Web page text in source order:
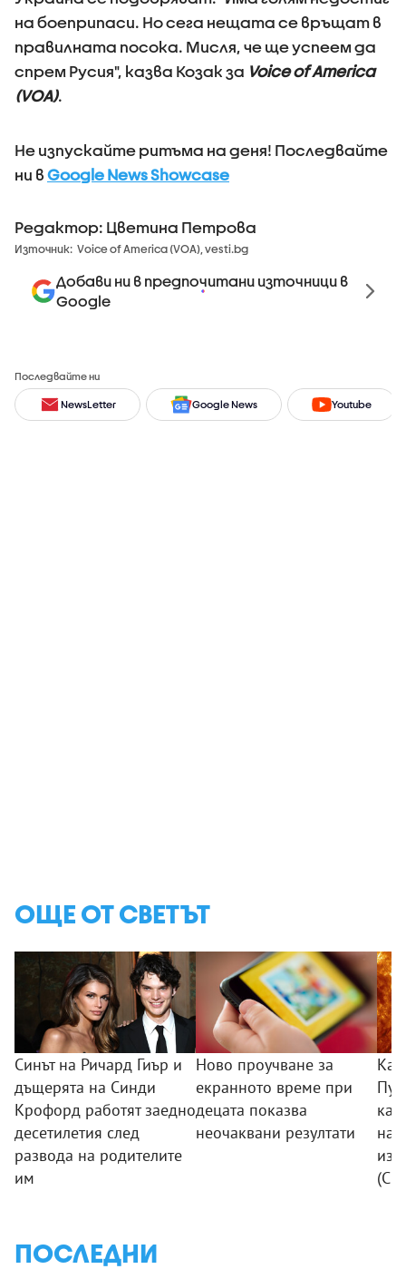
на боеприпаси. Но сега нещата се връщат в
правилната посока. Мисля, че ще успеем да
спрем Русия", казва Козак за Voice of America
(VOA).
Не изпускайте ритъма на деня! Последвайте
ни в Google News Showcase
Редактор: Цветина Петрова
Източник: Voice of America (VOA), vesti.bg
Добави ни в предпочитани източници в
Google
Последвайте ни
NewsLetter Google News Youtube
ОЩЕ ОТ СВЕТЪТ
Синът на Ричард Гиър и
дъщерята на Синди
Крофорд работят заедно
десетилетия след
развода на родителите
им
Ново проучване за
екранното време при
децата показва
неочаквани резултати
ПОСЛЕДНИ